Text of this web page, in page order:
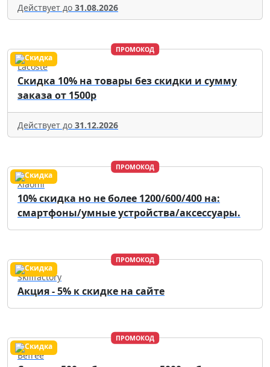
Действует до 31.08.2026
ПРОМОКОД
Lacoste
Скидка 10% на товары без скидки и сумму
заказа от 1500р
Действует до 31.12.2026
ПРОМОКОД
Xiaomi
10% скидка но не более 1200/600/400 на:
смартфоны/умные устройства/аксессуары.
ПРОМОКОД
Skillfactory
Акция - 5% к скидке на сайте
ПРОМОКОД
Befree